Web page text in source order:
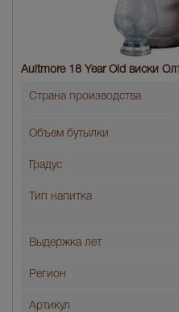
Aultmore 18 Year Old виски
Страна производства
Объем бутылки
Градус
Тип напитка
Выдержка лет
Регион
Артикул